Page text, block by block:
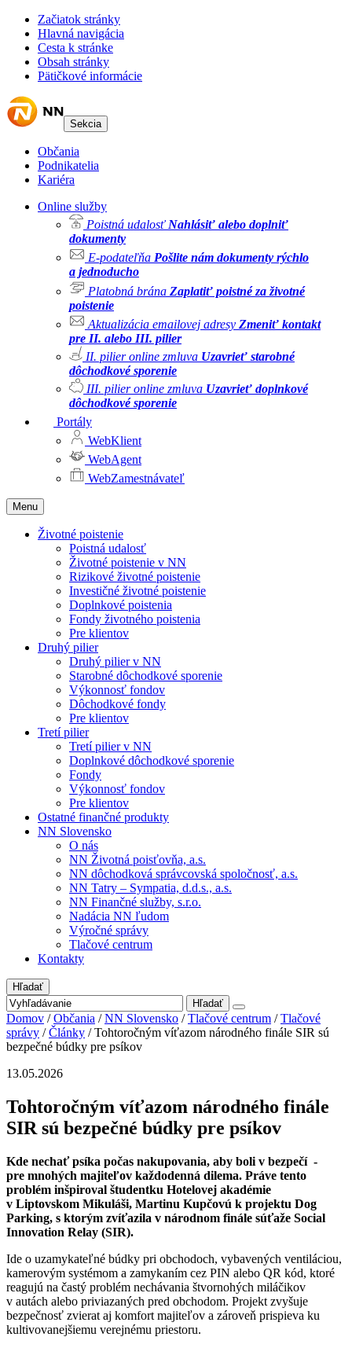
Začiatok stránky
Hlavná navigácia
Cesta k stránke
Obsah stránky
Pätičkové informácie
Sekcia
Občania
Podnikatelia
Kariéra
Online služby
Poistná udalosť Nahlásiť alebo doplniť
dokumenty
E-podateľňa Pošlite nám dokumenty rýchlo
a jednoducho
Platobná brána Zaplatiť poistné za životné
poistenie
Aktualizácia emailovej adresy Zmeniť kontakt
pre II. alebo III. pilier
II. pilier online zmluva Uzavrieť starobné
dôchodkové sporenie
III. pilier online zmluva Uzavrieť doplnkové
dôchodkové sporenie
Portály
WebKlient
WebAgent
WebZamestnávateľ
Menu
Životné poistenie
Poistná udalosť
Životné poistenie v NN
Rizikové životné poistenie
Investičné životné poistenie
Doplnkové poistenia
Fondy životného poistenia
Pre klientov
Druhý pilier
Druhý pilier v NN
Starobné dôchodkové sporenie
Výkonnosť fondov
Dôchodkové fondy
Pre klientov
Tretí pilier
Tretí pilier v NN
Doplnkové dôchodkové sporenie
Fondy
Výkonnosť fondov
Pre klientov
Ostatné finančné produkty
NN Slovensko
O nás
NN Životná poisťovňa, a.s.
NN dôchodková správcovská spoločnosť, a.s.
NN Tatry – Sympatia, d.d.s., a.s.
NN Finančné služby, s.r.o.
Nadácia NN ľudom
Výročné správy
Tlačové centrum
Kontakty
Hľadať
Hľadať
Domov / Občania / NN Slovensko / Tlačové centrum / Tlačové
správy / Články /Tohtoročným víťazom národného finále SIR sú
bezpečné búdky pre psíkov
13.05.2026
Tohtoročným víťazom národného finále
SIR sú bezpečné búdky pre psíkov
Kde nechať psíka počas nakupovania, aby boli v bezpečí -
pre mnohých majiteľov každodenná dilema. Práve tento
problém inšpiroval študentku Hotelovej akadémie
v Liptovskom Mikuláši, Martinu Kupčovú k projektu Dog
Parking, s ktorým zvíťazila v národnom finále súťaže Social
Innovation Relay (SIR).
Ide o uzamykateľné búdky pri obchodoch, vybavených ventiláciou,
kamerovým systémom a zamykaním cez PIN alebo QR kód, ktoré
reagujú na častý problém nechávania štvornohých miláčikov
v autách alebo priviazaných pred obchodom. Projekt zvyšuje
bezpečnosť zvierat aj komfort majiteľov a zároveň prispieva ku
kultivovanejšiemu verejnému priestoru.